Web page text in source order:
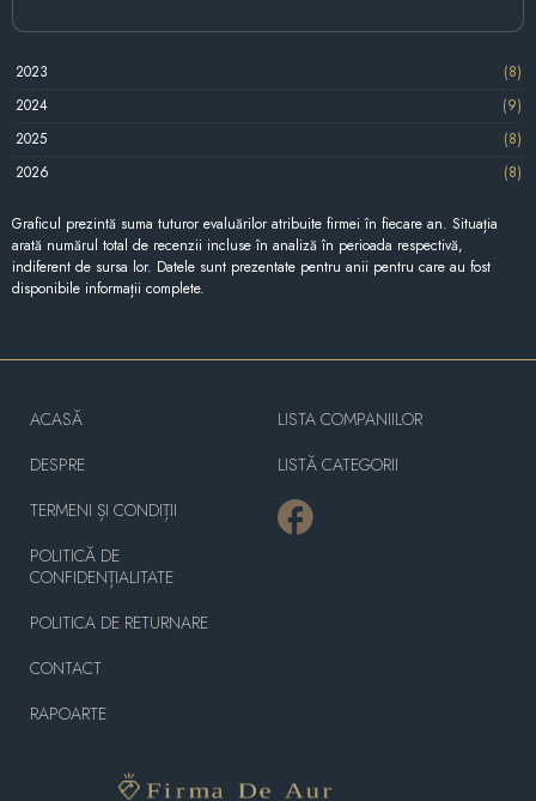
2023
(8)
2024
(9)
2025
(8)
2026
(8)
Graficul prezintă suma tuturor evaluărilor atribuite firmei în fiecare an. Situația
arată numărul total de recenzii incluse în analiză în perioada respectivă,
indiferent de sursa lor. Datele sunt prezentate pentru anii pentru care au fost
disponibile informații complete.
ACASĂ
DESPRE
TERMENI ȘI CONDIȚII
POLITICĂ DE
CONFIDENȚIALITATE
POLITICA DE RETURNARE
CONTACT
RAPOARTE
LISTA COMPANIILOR
LISTĂ CATEGORII